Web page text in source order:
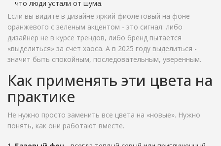
что люди устали от шума.
Если вы видите в дизайне яркий фиолетовый на фоне
оранжевого с зеленым акцентом - это сигнал: либо
дизайнер не в курсе трендов, либо бренд пытается
«выделиться» за счет хаоса. А в 2025 году выделиться -
значит быть спокойным, последовательным, уверенным.
Как применять эти цвета на
практике
Не нужно просто заменить все цвета на «новые». Нужно
понять, как они работают вместе.